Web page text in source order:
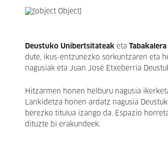
Deustuko Unibertsitateak eta
dute, ikus-entzunezko sorkuntzaren eta
nagusiak eta Juan José Etxeberria
Hitzarmen honen helburu nagusia
Lankidetza honen ardatz nagusia
berezko titulua izango da. Espazio
dituzte bi erakundeek.